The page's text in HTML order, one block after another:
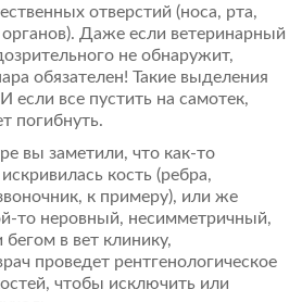
отверстий (носа, рта,
Даже если ветеринарный
не обнаружит,
обязателен! Такие выделения
если все пустить на самотек,
погибнуть.
вы заметили, что как-то
кость (ребра,
к примеру), или же
то неровный, несимметричный,
бегом в вет клинику,
проведет рентгенологическое
чтобы исключить или